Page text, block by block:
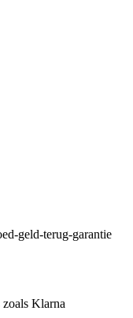
geld-terug-garantie
zoals Klarna